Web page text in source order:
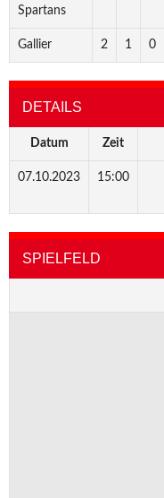
Spartans
Gallier 2 1 0
DETAILS
Datum Zeit
07.10.2023 15:00
SPIELFELD